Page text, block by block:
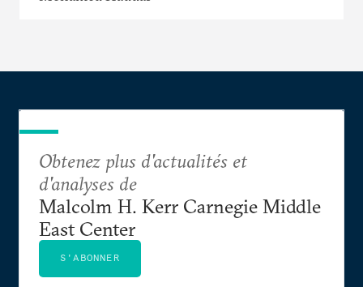
Obtenez plus d'actualités et
d'analyses de
Malcolm H. Kerr Carnegie Middle
East Center
S'ABONNER